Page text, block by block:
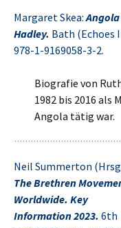
Margaret Skea:
Hadley. Bath (Echoes
978-1-9169058-3-2.
Biografie von
1982 bis 2016 als
Angola tätig war.
Neil Summerton
The Brethren
Worldwide. Key
Information 2023. 6th